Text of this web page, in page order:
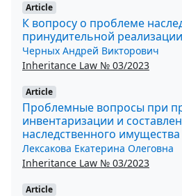
Article
К вопросу о проблеме
принудительной
Черных Андрей Викторович
Inheritance Law № 03/2023
Article
Проблемные вопросы при
инвентаризации и
наследственного имущества
Лексакова Екатерина Олеговна
Inheritance Law № 03/2023
Article